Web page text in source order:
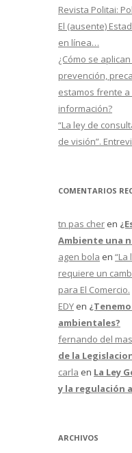
Revista Politai:
El (ausente)
en línea…
¿Cómo se
prevención,
estamos frente
información?
“La ley de
de visión”.
COMENTARIOS
tn pas cher en
Ambiente una
agen bola en
requiere un
para El Comercio.
EDY en
ambientales?
fernando del
de la
carla en La Ley
y la regulación
ARCHIVOS